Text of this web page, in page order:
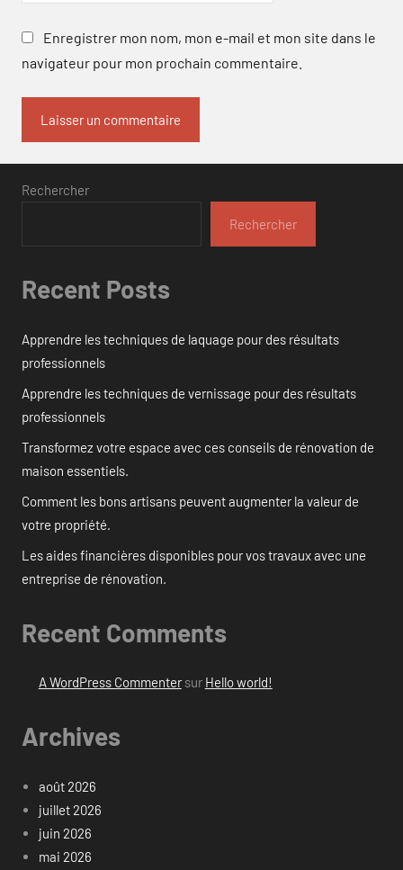
Enregistrer mon nom, mon e-mail et mon site dans le
navigateur pour mon prochain commentaire.
Rechercher
Rechercher
Recent Posts
Apprendre les techniques de laquage pour des résultats
professionnels
Apprendre les techniques de vernissage pour des résultats
professionnels
Transformez votre espace avec ces conseils de rénovation de
maison essentiels.
Comment les bons artisans peuvent augmenter la valeur de
votre propriété.
Les aides financières disponibles pour vos travaux avec une
entreprise de rénovation.
Recent Comments
A WordPress Commentersur Hello world!
Archives
août 2026
juillet 2026
juin 2026
mai 2026